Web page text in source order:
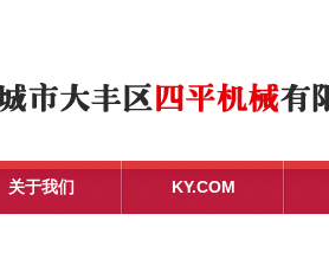
关于我们 KY.COM